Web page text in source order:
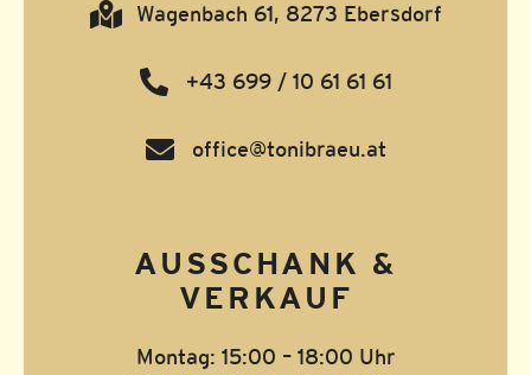
Wagenbach 61, 8273 Ebersdorf
+43 699 / 10 61 61 61
office@tonibraeu.at
AUSSCHANK &
VERKAUF
Montag: 15:00 – 18:00 Uhr